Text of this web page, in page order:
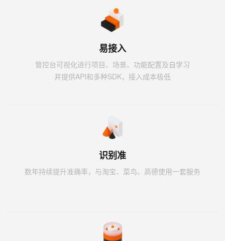
易接入
管控台可视化进行项目、场景、功能配置及自学习
并提供API和多种SDK，接入成本极低
识别准
数年持续提升准确率，与淘宝、菜鸟、高德使用一套服务